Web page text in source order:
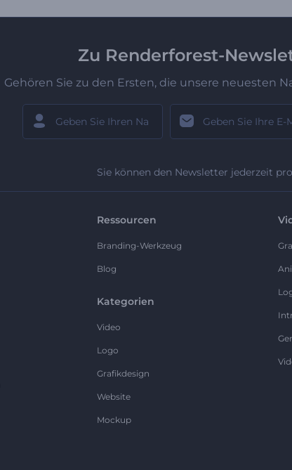
Zu Renderforest-
Gehören Sie zu den Ersten, die unsere neuesten
Sie können den Newsletter jederzeit
Ressourcen
Branding-Werkzeug
Blog
Kategorien
Video
Logo
Grafikdesign
Website
Mockup